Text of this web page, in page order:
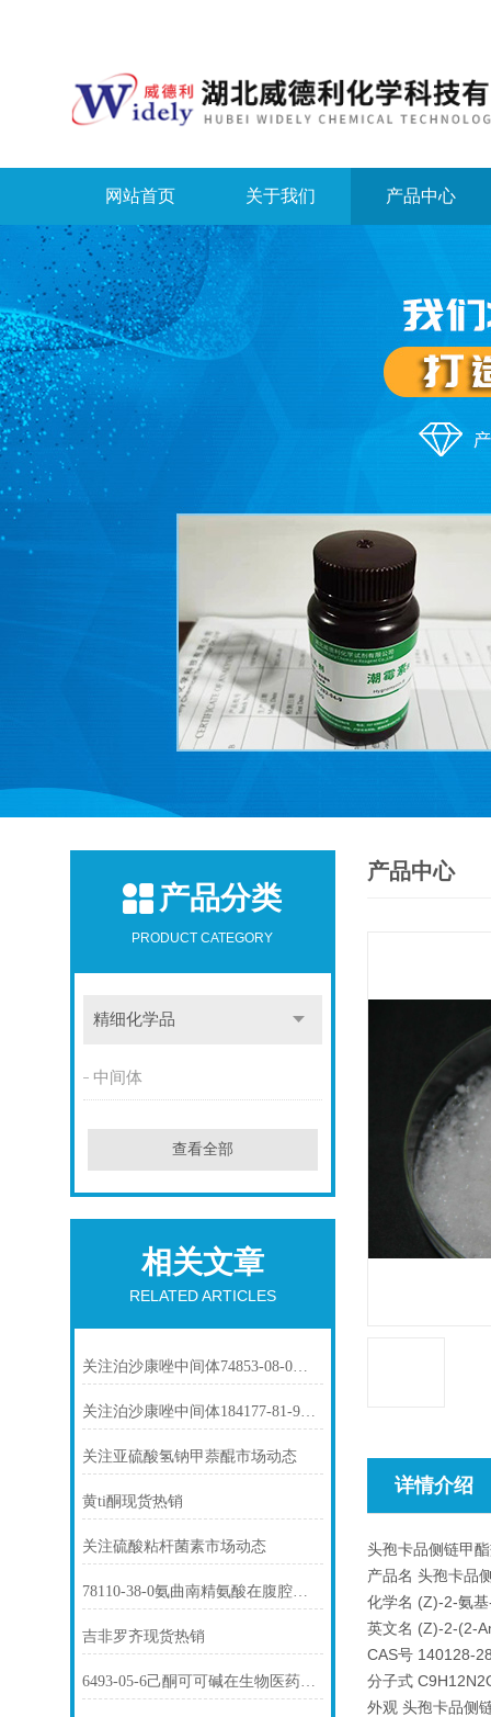
网站首页 关于我们 产品中心
产品分类
PRODUCT CATEGORY
精细化学品
中间体
查看全部
相关文章
RELATED ARTICLES
关注泊沙康唑中间体74853-08-0市场动态
关注泊沙康唑中间体184177-81-9市场动态
关注亚硫酸氢钠甲萘醌市场动态
黄ti酮现货热销
关注硫酸粘杆菌素市场动态
78110-38-0氨曲南精氨酸在腹腔感染中的应用
吉非罗齐现货热销
6493-05-6己酮可可碱在生物医药中的应用
产品中心
详情介绍
头孢卡品侧链甲
产品名 头孢卡品
化学名 (Z)-2-氨
英文名 (Z)-2-(2-
CAS号 140128-
分子式
外观 头孢卡品侧